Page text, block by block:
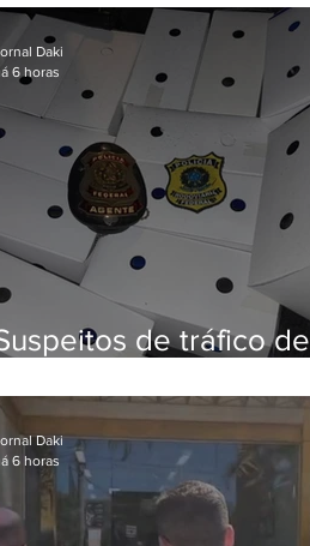
Fluminense
de tráfico de
com 50 aves
Daki
6 horas
Daki
6 horas